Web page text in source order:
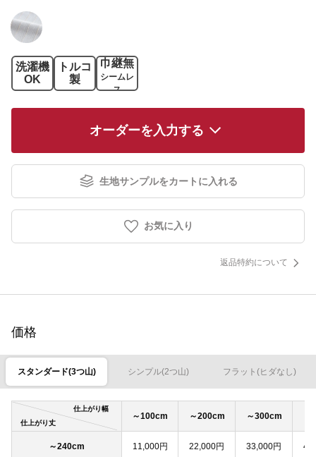
洗濯機
OK
トルコ
製
巾継無
シームレ
ス
オーダーを入力する
生地サンプルをカートに入れる
お気に入り
返品特約について
価格
スタンダード(3つ山) シンプル(2つ山) フラット(ヒダなし)
仕上がり幅
仕上がり丈
～100cm ～200cm ～300cm
～240cm 11,000円 22,000円 33,000円